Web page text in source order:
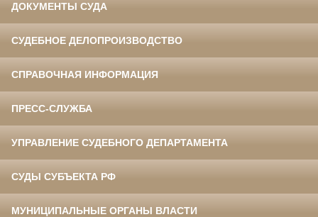
ДОКУМЕНТЫ СУДА
СУДЕБНОЕ ДЕЛОПРОИЗВОДСТВО
СПРАВОЧНАЯ ИНФОРМАЦИЯ
ПРЕСС-СЛУЖБА
УПРАВЛЕНИЕ СУДЕБНОГО ДЕПАРТАМЕНТА
СУДЫ СУБЪЕКТА РФ
МУНИЦИПАЛЬНЫЕ ОРГАНЫ ВЛАСТИ